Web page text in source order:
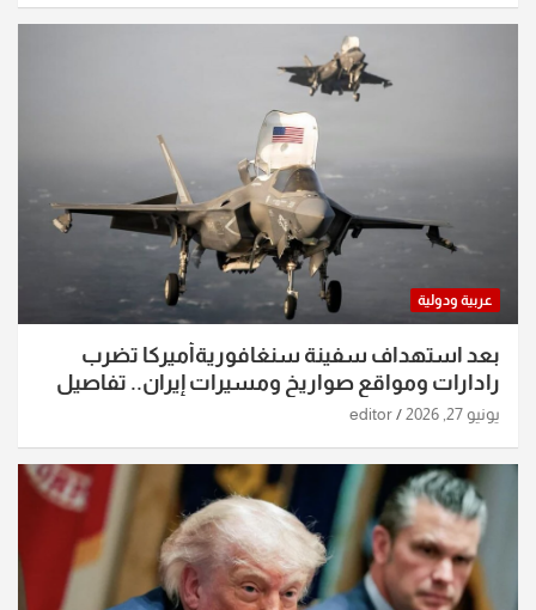
عربية ودولية
بعد استهداف سفينة سنغافوريةأميركا تضرب
رادارات ومواقع صواريخ ومسيرات إيران.. تفاصيل
الساعات الماضية
يونيو 27, 2026 editor